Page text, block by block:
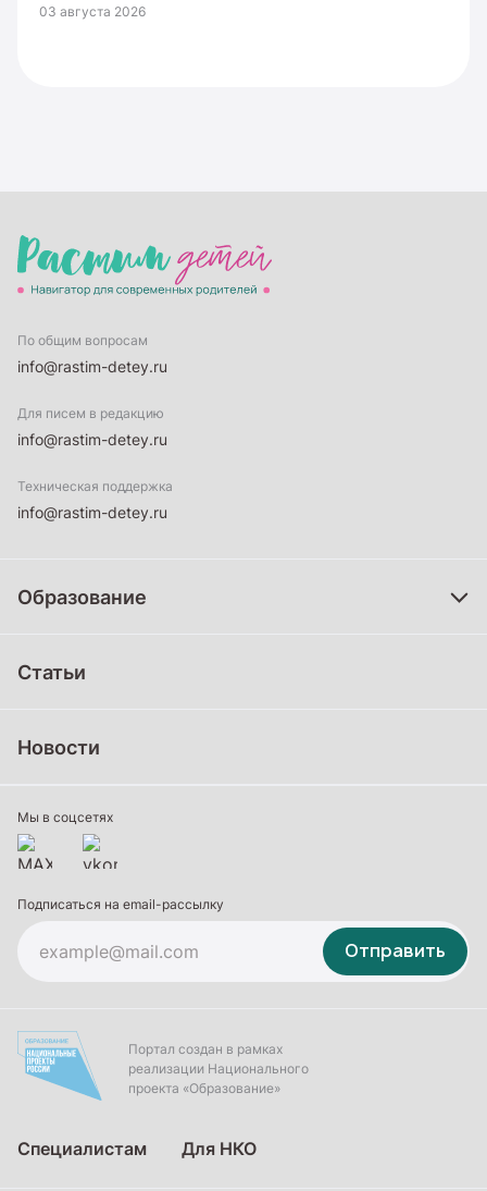
03 августа 2026
По общим вопросам
info@rastim-detey.ru
Для писем в редакцию
info@rastim-detey.ru
Техническая поддержка
info@rastim-detey.ru
Образование
Дополнительное образование
Статьи
Новости
Мы в соцсетях
Подписаться на email-рассылку
Отправить
Портал создан в рамках
реализации Национального
проекта «Образование»
Специалистам Для НКО